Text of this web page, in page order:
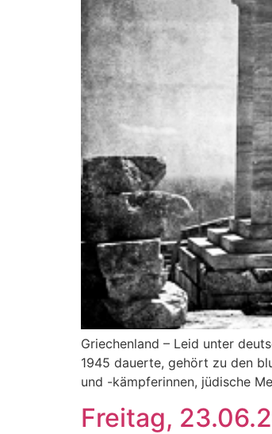
Griechenland – Leid unter
1945 dauerte, gehört zu den
und -kämpferinnen, jüdische
Freitag,